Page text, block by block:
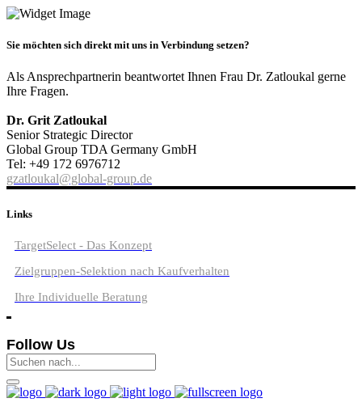
Sie möchten sich direkt mit uns in Verbindung setzen?
Als Ansprechpartnerin beantwortet Ihnen Frau Dr. Zatloukal gerne
Ihre Fragen.
Dr. Grit Zatloukal
Senior Strategic Director
Global Group TDA Germany GmbH
Tel: +49 172 6976712
gzatloukal@global-group.de
Links
TargetSelect - Das Konzept
Zielgruppen-Selektion nach Kaufverhalten
Ihre Individuelle Beratung
Follow Us